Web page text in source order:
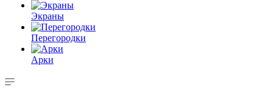
Экраны
Перегородки
Арки